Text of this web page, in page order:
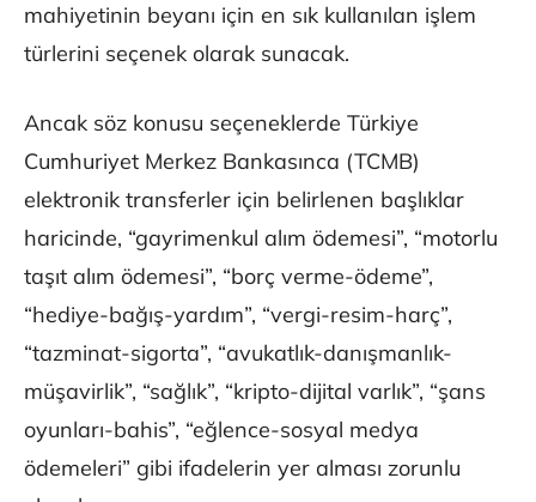
mahiyetinin beyanı için en sık kullanılan işlem
türlerini seçenek olarak sunacak.
Ancak söz konusu seçeneklerde Türkiye
Cumhuriyet Merkez Bankasınca (TCMB)
elektronik transferler için belirlenen başlıklar
haricinde, “gayrimenkul alım ödemesi”, “motorlu
taşıt alım ödemesi”, “borç verme-ödeme”,
“hediye-bağış-yardım”, “vergi-resim-harç”,
“tazminat-sigorta”, “avukatlık-danışmanlık-
müşavirlik”, “sağlık”, “kripto-dijital varlık”, “şans
oyunları-bahis”, “eğlence-sosyal medya
ödemeleri” gibi ifadelerin yer alması zorunlu